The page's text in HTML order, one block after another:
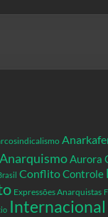
AnarquismoAurora
ConflitoControle
Expressões Anarquistas
Internacional